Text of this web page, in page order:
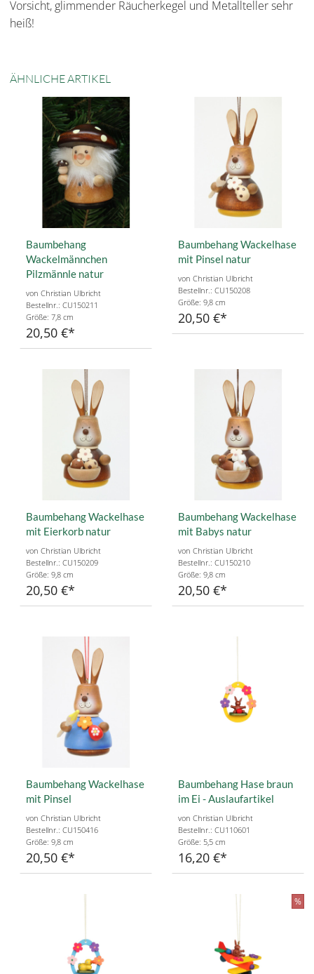
Vorsicht, glimmender Räucherkegel und Metallteller sehr
heiß!
ÄHNLICHE ARTIKEL
Baumbehang
Wackelmännchen
Pilzmännle natur
von Christian Ulbricht
Bestellnr.: CU150211
Größe: 7,8 cm
20,50 €
Baumbehang Wackelhase
mit Pinsel natur
von Christian Ulbricht
Bestellnr.: CU150208
Größe: 9,8 cm
20,50 €
Baumbehang Wackelhase
mit Eierkorb natur
von Christian Ulbricht
Bestellnr.: CU150209
Größe: 9,8 cm
20,50 €
Baumbehang Wackelhase
mit Babys natur
von Christian Ulbricht
Bestellnr.: CU150210
Größe: 9,8 cm
20,50 €
Baumbehang Wackelhase
mit Pinsel
von Christian Ulbricht
Bestellnr.: CU150416
Größe: 9,8 cm
20,50 €
Baumbehang Hase braun
im Ei - Auslaufartikel
von Christian Ulbricht
Bestellnr.: CU110601
Größe: 5,5 cm
16,20 €
%